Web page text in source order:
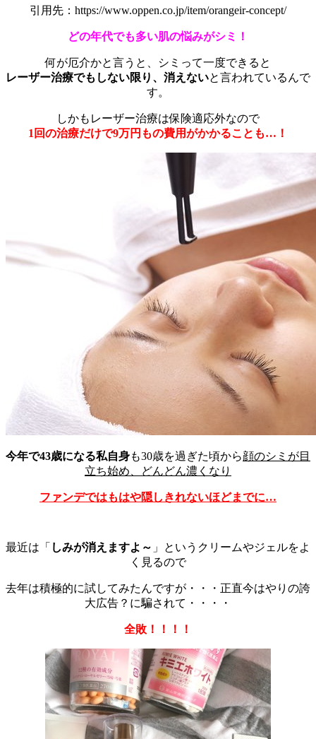
引用先：https://www.oppen.co.jp/item/orangeir-concept/
どの年代でも多い肌の悩みがシミ！
何が厄介かと言うと、シミって一度できると
レーザー治療でもしない限り、消えないと言われているんで
す。
しかもレーザー治療は保険適応外なので
1回の治療だけで9万円もの費用がかかることも…！
今年で43歳になる私自身も30歳を過ぎた頃から顔のシミが目
立ち始め、どんどん濃くなり
ファンデではもはや隠しきれないほどまでに…
最近は「 しみが消えますよ～ 」というクリームやジェルをよ
く見るので
去年は積極的に試してみたんですが・・・正直今はやりの誇
大広告？に騙されて・・・・
全敗！！！！